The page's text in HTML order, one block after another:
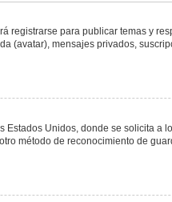
para publicar temas y
(avatar), mensajes privados,
Unidos, donde se solicita a
método de reconocimiento de